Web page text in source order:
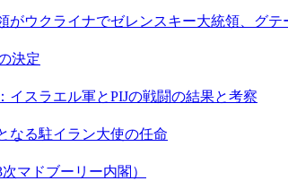
がウクライナでゼレンスキー大統領、グテ
決定
スラエル軍とPIJの戦闘の結果と考察
なる駐イラン大使の任命
マドブーリー内閣）